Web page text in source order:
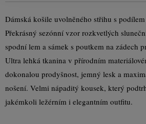
Dámská košile uvolněného střihu s
Překrásný sezónní vzor rozkvetlých
spodní lem a sámek s poutkem na zádech
Ultra lehká tkanina v přírodním
dokonalou prodyšnost, jemný lesk a
nošení. Velmi nápaditý kousek, který
jakémkoli ležérním i elegantním outfitu.